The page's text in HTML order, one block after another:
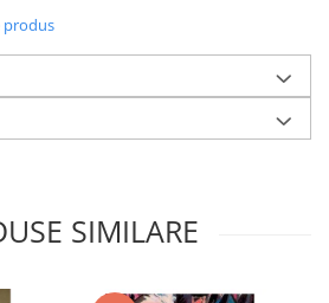
SIMILARE